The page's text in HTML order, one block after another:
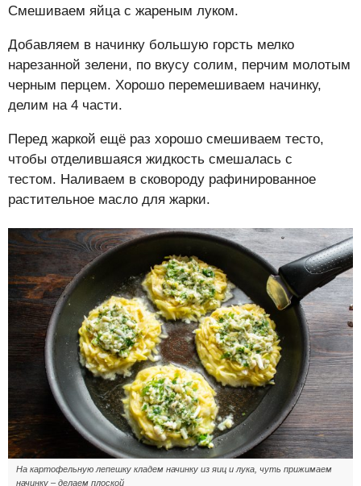
Смешиваем яйца с жареным луком.
Добавляем в начинку большую горсть мелко
нарезанной зелени, по вкусу солим, перчим молотым
черным перцем. Хорошо перемешиваем начинку,
делим на 4 части.
Перед жаркой ещё раз хорошо смешиваем тесто,
чтобы отделившаяся жидкость смешалась с
тестом. Наливаем в сковороду рафинированное
растительное масло для жарки.
На картофельную лепешку кладем начинку из яиц и лука, чуть прижимаем
начинку – делаем плоской